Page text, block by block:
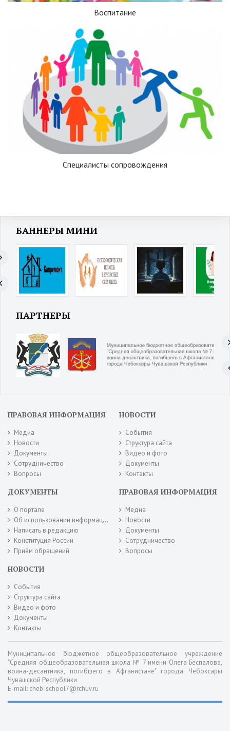
Воспитание
Специалисты сопровождения
БАННЕРЫ МИНИ
ПАРТНЕРЫ
ПРАВОВАЯ ИНФОРМАЦИЯ
Медиа
Новости
Документы
Сотрудничество
Вопросы
НОВОСТИ
События
Структура сайта
Видео и фото
Документы
Контакты
ДОКУМЕНТЫ
О портале
Об использовании информации сайта
Написать в редакцию
Конституция России
Приём обращений
ПРАВОВАЯ ИНФОРМАЦИЯ
Медиа
Новости
Документы
Сотрудничество
Вопросы
НОВОСТИ
События
Структура сайта
Видео и фото
Документы
Контакты
Муниципальное бюджетное общеобразовательное учреждение
"Средняя общеобразовательная школа № 7 имени Олега Беспалова,
воина-десантника, погибшего в Афганистане" города Чебоксары
Чувашской Республики
E-mail: cheb-school7@rchuv.ru